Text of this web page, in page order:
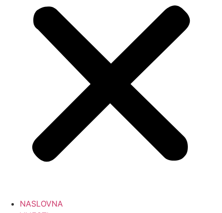
NASLOVNA